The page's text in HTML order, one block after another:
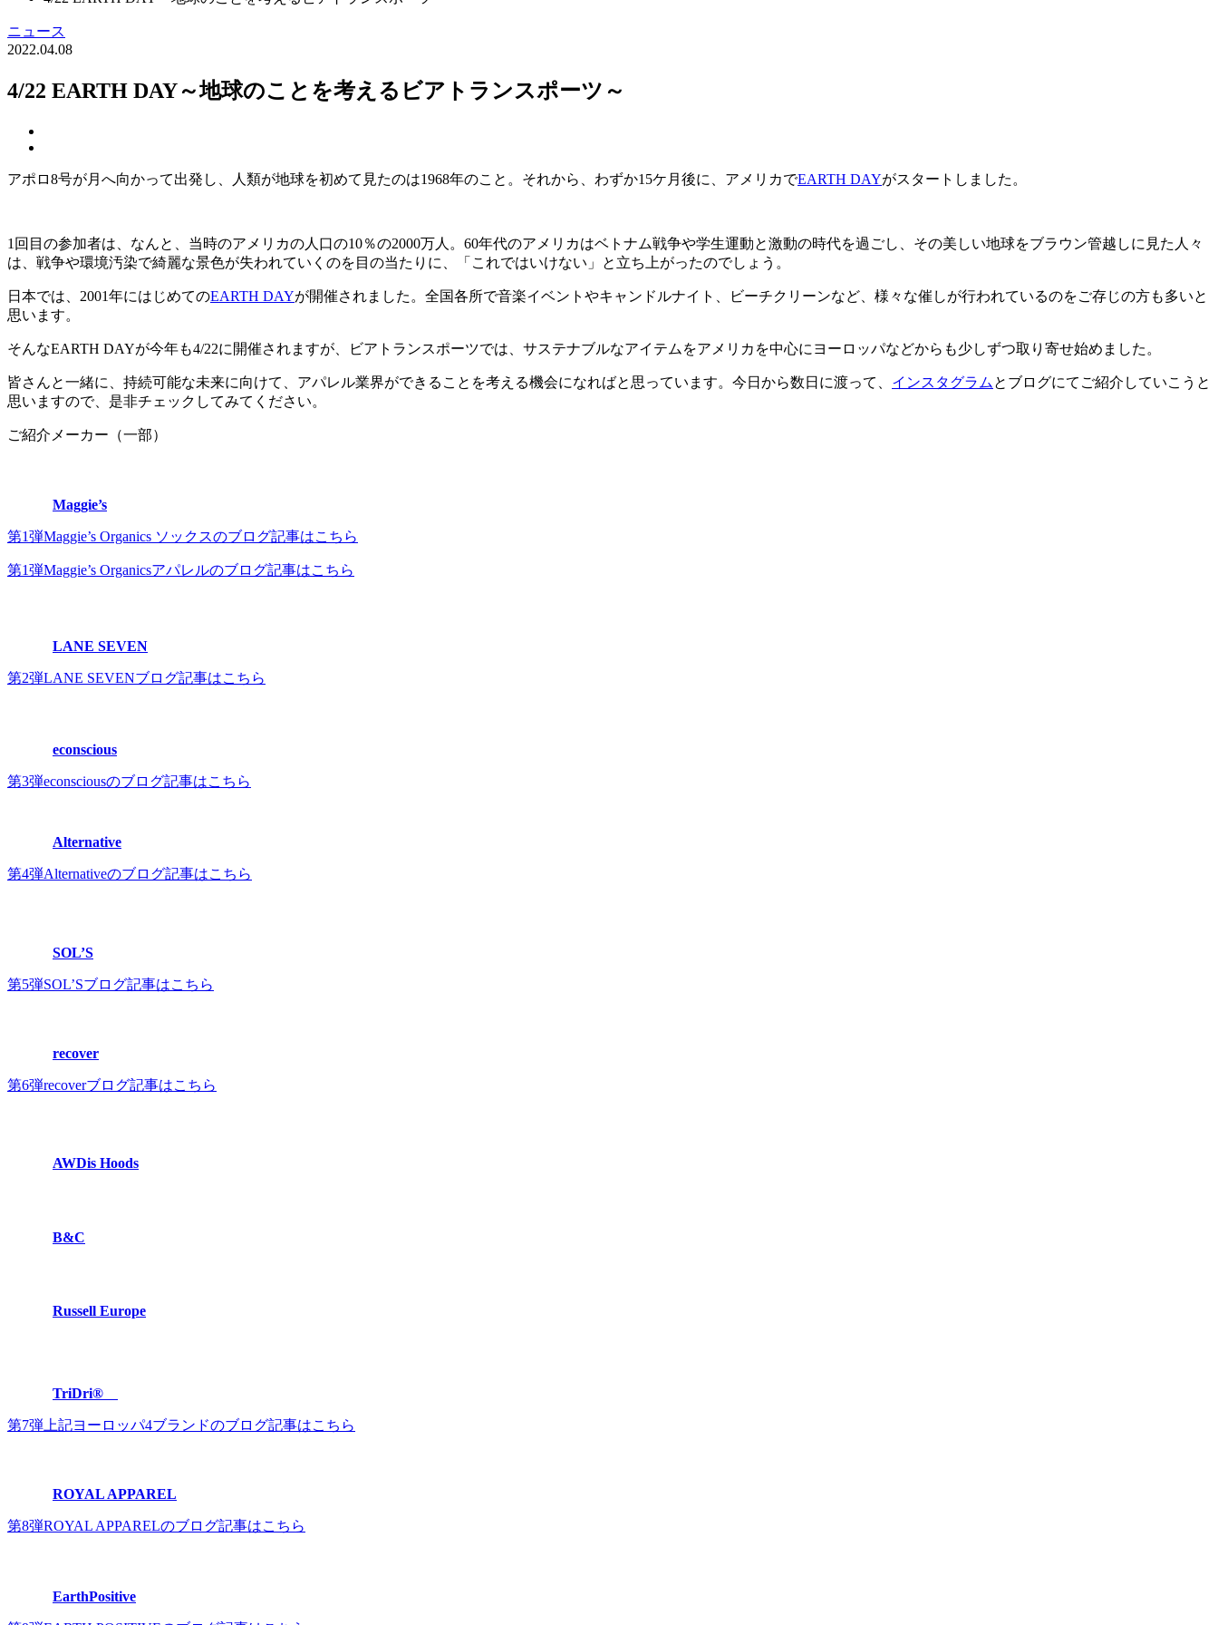
ニュース
2022.04.08
4/22 EARTH DAY～地球のことを考えるビアトランスポーツ～
アポロ8号が月へ向かって出発し、人類が地球を初めて見たのは1968年のこと。それから、わずか15ケ月後に、アメリカでEARTH DAYがスタートしました。
1回目の参加者は、なんと、当時のアメリカの人口の10％の2000万人。60年代のアメリカはベトナム戦争や学生運動と激動の時代を過ごし、その美しい地球をブラウン管越しに見た人々
は、戦争や環境汚染で綺麗な景色が失われていくのを目の当たりに、「これではいけない」と立ち上がったのでしょう。
日本では、2001年にはじめてのEARTH DAYが開催されました。全国各所で音楽イベントやキャンドルナイト、ビーチクリーンなど、様々な催しが行われているのをご存じの方も多いと
思います。
そんなEARTH DAYが今年も4/22に開催されますが、ビアトランスポーツでは、サステナブルなアイテムをアメリカを中心にヨーロッパなどからも少しずつ取り寄せ始めました。
皆さんと一緒に、持続可能な未来に向けて、アパレル業界ができることを考える機会になればと思っています。今日から数日に渡って、 インスタグラム とブログにてご紹介していこうと
思いますので、是非チェックしてみてください。
ご紹介メーカー（一部）
Maggie’s
第1弾Maggie’s Organics ソックスのブログ記事はこちら
第1弾Maggie’s Organicsアパレルのブログ記事はこちら
LANE SEVEN
第2弾LANE SEVENブログ記事はこちら
econscious
第3弾econsciousのブログ記事はこちら
Alternative
第4弾Alternativeのブログ記事はこちら
SOL’S
第5弾SOL’Sブログ記事はこちら
recover
第6弾recoverブログ記事はこちら
AWDis Hoods
B&C
Russell Europe
TriDri®
第7弾上記ヨーロッパ4ブランドのブログ記事はこちら
ROYAL APPAREL
第8弾ROYAL APPARELのブログ記事はこちら
EarthPositive